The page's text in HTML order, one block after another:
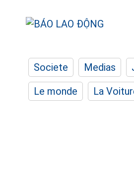
Societe Medias
Le monde
La